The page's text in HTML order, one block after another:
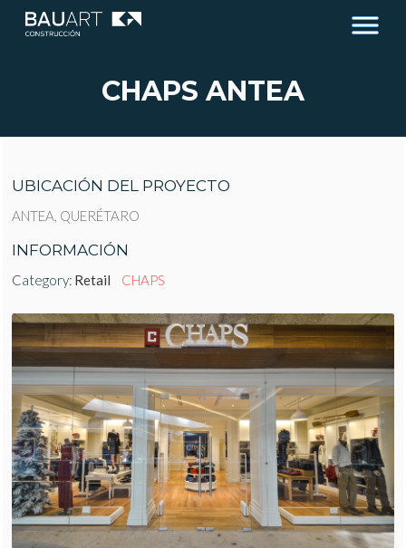
CHAPS ANTEA
UBICACIÓN DEL PROYECTO
ANTEA, QUERÉTARO
INFORMACIÓN
Category: Retail CHAPS